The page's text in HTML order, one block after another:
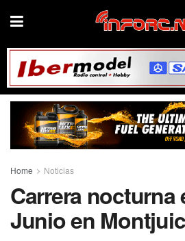
Home Noticias
Carrera nocturna
Junio en Montjuic